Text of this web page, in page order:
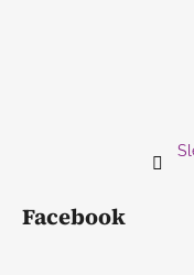
Facebook